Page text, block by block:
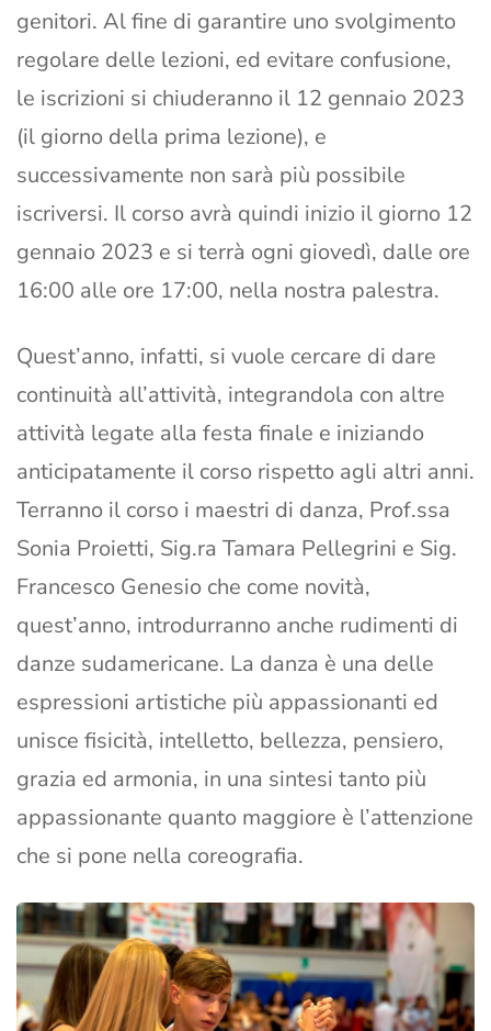
genitori. Al fine di garantire uno svolgimento
regolare delle lezioni, ed evitare confusione,
le iscrizioni si chiuderanno il 12 gennaio 2023
(il giorno della prima lezione), e
successivamente non sarà più possibile
iscriversi. Il corso avrà quindi inizio il giorno 12
gennaio 2023 e si terrà ogni giovedì, dalle ore
16:00 alle ore 17:00, nella nostra palestra.
Quest’anno, infatti, si vuole cercare di dare
continuità all’attività, integrandola con altre
attività legate alla festa finale e iniziando
anticipatamente il corso rispetto agli altri anni.
Terranno il corso i maestri di danza, Prof.ssa
Sonia Proietti, Sig.ra Tamara Pellegrini e Sig.
Francesco Genesio che come novità,
quest’anno, introdurranno anche rudimenti di
danze sudamericane. La danza è una delle
espressioni artistiche più appassionanti ed
unisce fisicità, intelletto, bellezza, pensiero,
grazia ed armonia, in una sintesi tanto più
appassionante quanto maggiore è l’attenzione
che si pone nella coreografia.